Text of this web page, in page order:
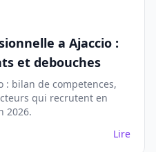
a Ajaccio :
et debouches
: bilan de competences,
qui recrutent en
2026.
Lire